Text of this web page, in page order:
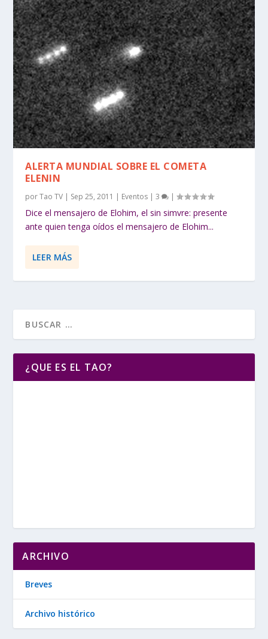
ALERTA MUNDIAL SOBRE EL COMETA
ELENIN
porTao TV Sep 25, 2011 Eventos |3 |
Dice el mensajero de Elohim, el sin simvre: presente
ante quien tenga oídos el mensajero de Elohim...
LEER MÁS
¿QUE ES EL TAO?
ARCHIVO
Breves
Archivo histórico